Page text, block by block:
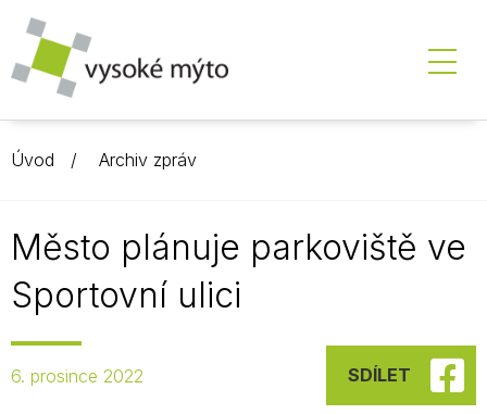
Úvod Archiv zpráv
Město plánuje parkoviště ve
Sportovní ulici
6. prosince 2022 SDÍLET